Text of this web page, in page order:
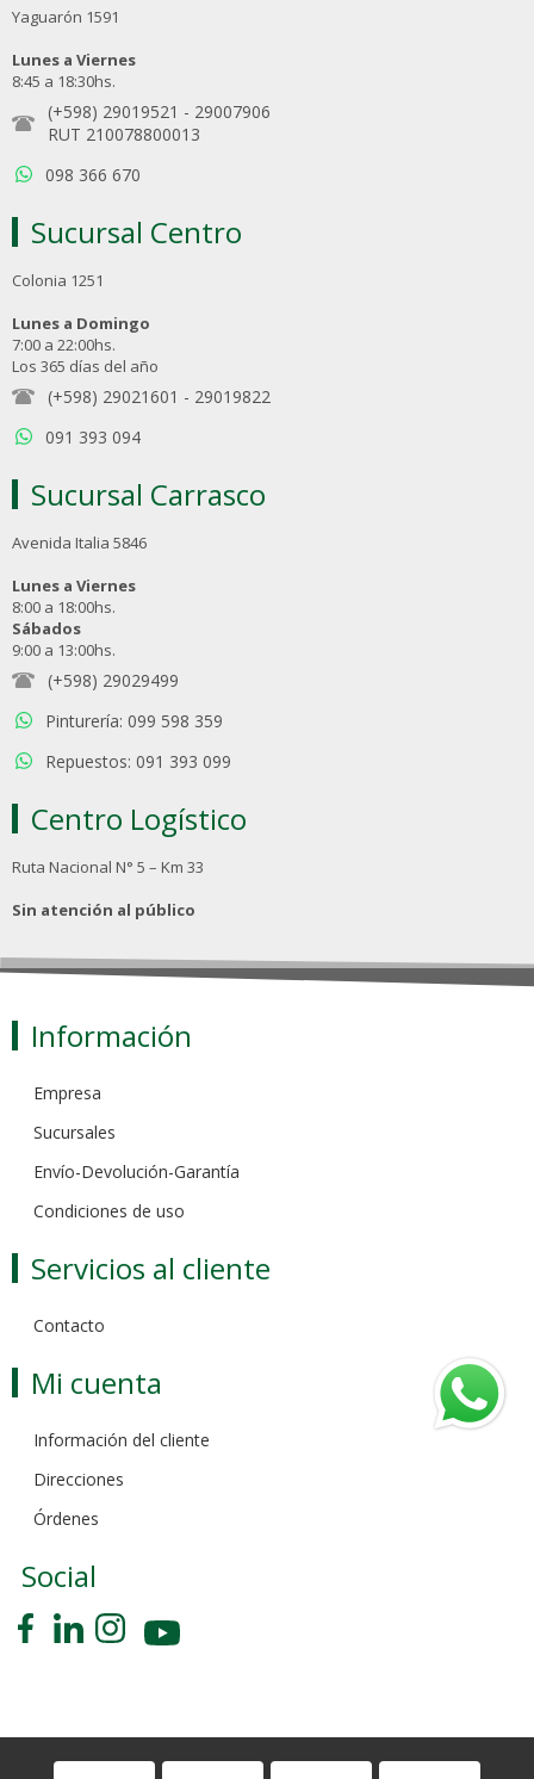
Yaguarón 1591
Lunes a Viernes
8:45 a 18:30hs.
(+598) 29019521 - 29007906
RUT 210078800013
098 366 670
Sucursal Centro
Colonia 1251
Lunes a Domingo
7:00 a 22:00hs.
Los 365 días del año
(+598) 29021601 - 29019822
091 393 094
Sucursal Carrasco
Avenida Italia 5846
Lunes a Viernes
8:00 a 18:00hs.
Sábados
9:00 a 13:00hs.
(+598) 29029499
Pinturería: 099 598 359
Repuestos: 091 393 099
Centro Logístico
Ruta Nacional N° 5 – Km 33
Sin atención al público
Información
Empresa
Sucursales
Envío-Devolución-Garantía
Condiciones de uso
Servicios al cliente
Contacto
Mi cuenta
Información del cliente
Direcciones
Órdenes
Social